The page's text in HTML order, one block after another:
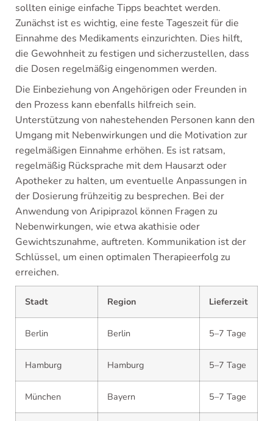
sollten einige einfache Tipps beachtet werden.
Zunächst ist es wichtig, eine feste Tageszeit für die
Einnahme des Medikaments einzurichten. Dies hilft,
die Gewohnheit zu festigen und sicherzustellen, dass
die Dosen regelmäßig eingenommen werden.
Die Einbeziehung von Angehörigen oder Freunden in
den Prozess kann ebenfalls hilfreich sein.
Unterstützung von nahestehenden Personen kann den
Umgang mit Nebenwirkungen und die Motivation zur
regelmäßigen Einnahme erhöhen. Es ist ratsam,
regelmäßig Rücksprache mit dem Hausarzt oder
Apotheker zu halten, um eventuelle Anpassungen in
der Dosierung frühzeitig zu besprechen. Bei der
Anwendung von Aripiprazol können Fragen zu
Nebenwirkungen, wie etwa akathisie oder
Gewichtszunahme, auftreten. Kommunikation ist der
Schlüssel, um einen optimalen Therapieerfolg zu
erreichen.
Stadt Region Lieferzeit
Berlin Berlin 5–7 Tage
Hamburg Hamburg 5–7 Tage
München Bayern 5–7 Tage